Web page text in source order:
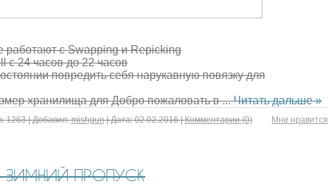
работают сSwappingи Repicking
с 24 часов до 22 часов
повредить себя нарукавную повязку для
хранилища для Добро пожаловать в ...Читать дальше »
Mне нравится
1263|Добавил: mishgun|Дата: 02.02.2016 |Комментарии (0)
ЗИМНИЙ ПРОПУСК